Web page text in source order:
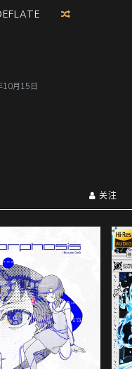
EFLATE
月15日
关注